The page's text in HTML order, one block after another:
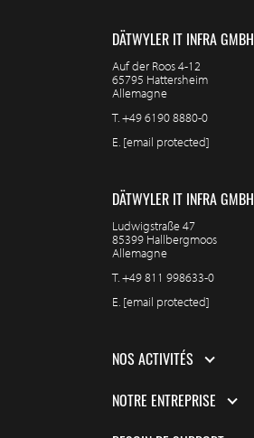
DÄTWYLER IT INFRA GMBH
Auf der Roos 4-12
65795 Hattersheim
Allemagne
T.+49 6190 8880-0
E. [email protected]
DÄTWYLER IT INFRA GMBH
Ludwigstraße 47
85399 Hallbergmoos
Allemagne
T.+49 811 998633-0
E. [email protected]
NOS ACTIVITÉS
NOTRE ENTREPRISE